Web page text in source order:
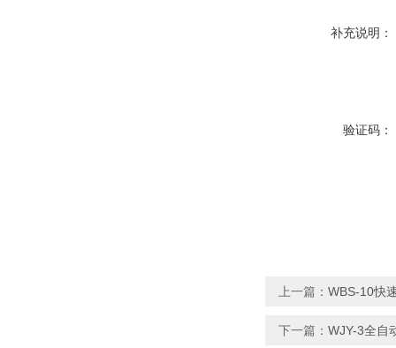
补充说明：
验证码：
上一篇： WBS-10快
下一篇： WJY-3全自